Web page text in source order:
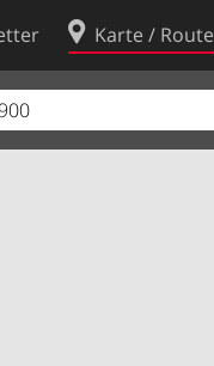
Karte / Route